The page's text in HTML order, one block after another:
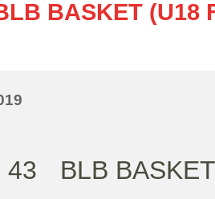
BASKET (U18
43 BLB